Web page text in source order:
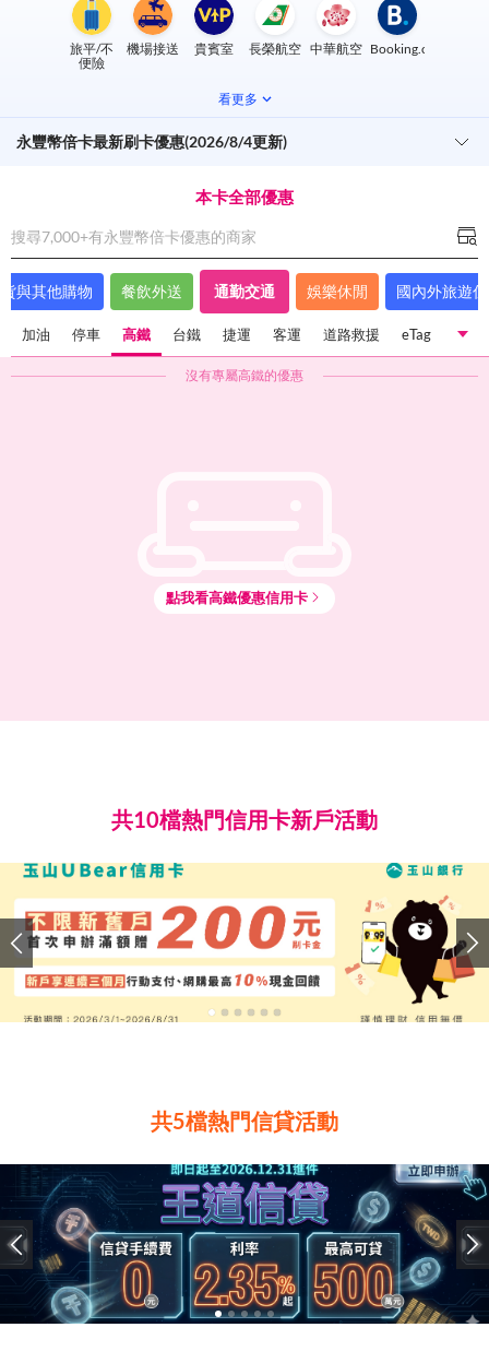
旅平/不
便險
機場接送 貴賓室 長榮航空 中華航空 Booking.com
看更多
永豐幣倍卡最新刷卡優惠(2026/8/4更新)
本卡全部優惠
搜尋7,000+有永豐幣倍卡優惠的商家
與其他購物 餐飲外送 通勤交通 娛樂休閒 國內外旅遊
台鐵 捷運
加油 停車 高鐵 台鐵 捷運 客運 道路救援 eTag 計程
沒有專屬高鐵的優惠
點我看高鐵優惠信用卡
共10檔熱門信用卡新戶活動
共5檔熱門信貸活動